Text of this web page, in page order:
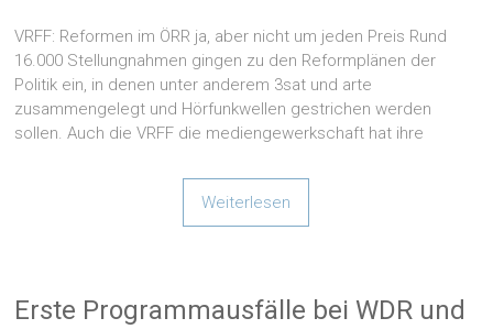
VRFF: Reformen im ÖRR ja, aber nicht um jeden Preis Rund
16.000 Stellungnahmen gingen zu den Reformplänen der
Politik ein, in denen unter anderem 3sat und arte
zusammengelegt und Hörfunkwellen gestrichen werden
sollen. Auch die VRFF die mediengewerkschaft hat ihre
Weiterlesen
Erste Programmausfälle bei WDR und